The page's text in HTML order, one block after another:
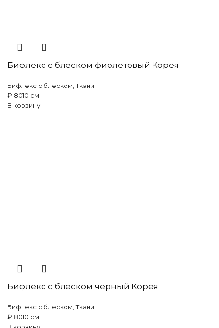
Бифлекс с блеском фиолетовый Корея
Бифлекс с блеском ,Ткани
₽ 8010 см
В корзину
Бифлекс с блеском черный Корея
Бифлекс с блеском ,Ткани
₽ 8010 см
В корзину